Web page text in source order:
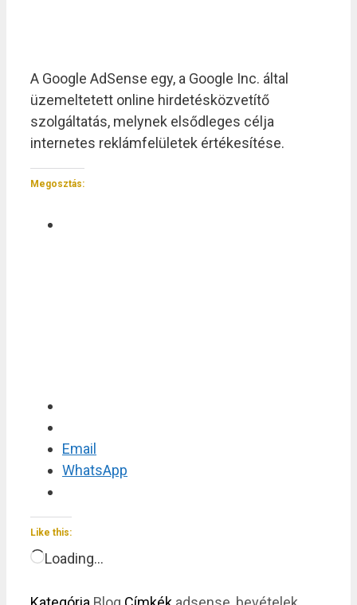
A Google AdSense egy, a Google Inc. által
üzemeltetett online hirdetésközvetítő
szolgáltatás, melynek elsődleges célja
internetes reklámfelületek értékesítése.
Megosztás:
Email
WhatsApp
Like this:
Loading…